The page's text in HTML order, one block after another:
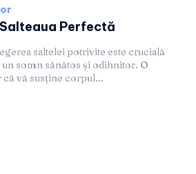
Perfectă
saltelei potrivite este crucială
un somn sănătos și odihnitor. O
că vă susține corpul...